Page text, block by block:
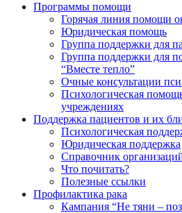
Программы помощи
Горячая линия помощи
Юридическая помощь
Группа поддержки для
Группа поддержки для
“Вместе тепло”
Очные консультации
Психологическая
учреждениях
Поддержка пациентов и их
Психологическая
Юридическая поддержка
Справочник
Что почитать?
Полезные ссылки
Профилактика рака
Кампания “Не тяни –